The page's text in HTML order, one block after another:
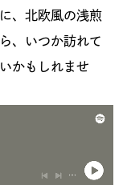
、北欧風の浅煎
、いつか訪れて
かもしれませ